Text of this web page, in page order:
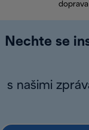
Nechte se
s našimi